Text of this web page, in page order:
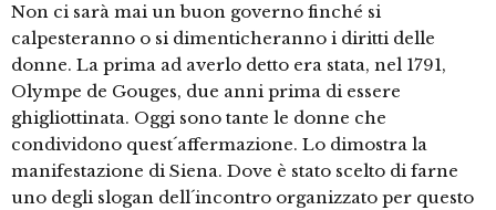
Non ci sarà mai un buon governo finché si
calpesteranno o si dimenticheranno i diritti delle
donne. La prima ad averlo detto era stata, nel 1791,
Olympe de Gouges, due anni prima di essere
ghigliottinata. Oggi sono tante le donne che
condividono quest´affermazione. Lo dimostra la
manifestazione di Siena. Dove è stato scelto di farne
uno degli slogan dell´incontro organizzato per questo